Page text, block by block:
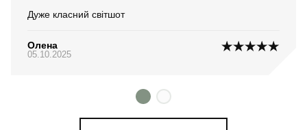
Дуже класний світшот
Олена
05.10.2025